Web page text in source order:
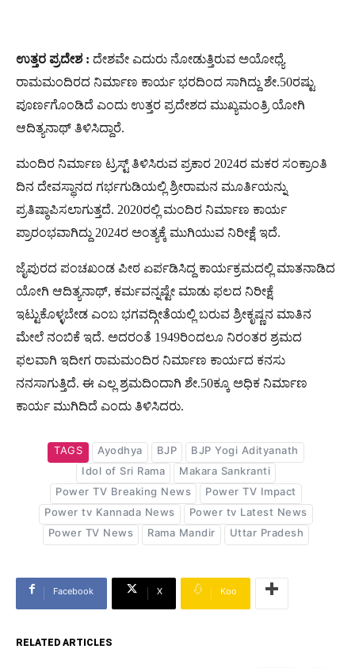
ಉತ್ತರ ಪ್ರದೇಶ : ದೇಶವೇ ಎದುರು ನೋಡುತ್ತಿರುವ ಅಯೋಧ್ಯೆ
ರಾಮಮಂದಿರದ ನಿರ್ಮಾಣ ಕಾರ್ಯ ಭರದಿಂದ ಸಾಗಿದ್ದು ಶೇ.50ರಷ್ಟು
ಪೂರ್ಣಗೊಂಡಿದೆ ಎಂದು ಉತ್ತರ ಪ್ರದೇಶದ ಮುಖ್ಯಮಂತ್ರಿ ಯೋಗಿ
ಆದಿತ್ಯನಾಥ್ ತಿಳಿಸಿದ್ದಾರೆ.
ಮಂದಿರ ನಿರ್ಮಾಣ ಟ್ರಸ್ಟ್ ತಿಳಿಸಿರುವ ಪ್ರಕಾರ 2024ರ ಮಕರ ಸಂಕ್ರಾಂತಿ
ದಿನ ದೇವಸ್ಥಾನದ ಗರ್ಭಗುಡಿಯಲ್ಲಿ ಶ್ರೀರಾಮನ ಮೂರ್ತಿಯನ್ನು
ಪ್ರತಿಷ್ಠಾಪಿಸಲಾಗುತ್ತದೆ. 2020ರಲ್ಲಿ ಮಂದಿರ ನಿರ್ಮಾಣ ಕಾರ್ಯ
ಪ್ರಾರಂಭವಾಗಿದ್ದು 2024ರ ಅಂತ್ಯಕ್ಕೆ ಮುಗಿಯುವ ನಿರೀಕ್ಷೆ ಇದೆ.
ಜೈಪುರದ ಪಂಚಖಂಡ ಪೀಠ ಏರ್ಪಡಿಸಿದ್ದ ಕಾರ್ಯಕ್ರಮದಲ್ಲಿ ಮಾತನಾಡಿದ
ಯೋಗಿ ಆದಿತ್ಯನಾಥ್, ಕರ್ಮವನ್ನಷ್ಟೇ ಮಾಡು ಫಲದ ನಿರೀಕ್ಷೆ
ಇಟ್ಟುಕೊಳ್ಳಬೇಡ ಎಂಬ ಭಗವದ್ಗೀತೆಯಲ್ಲಿ ಬರುವ ಶ್ರೀಕೃಷ್ಣನ ಮಾತಿನ
ಮೇಲೆ ನಂಬಿಕೆ ಇದೆ. ಅದರಂತೆ 1949ರಿಂದಲೂ ನಿರಂತರ ಶ್ರಮದ
ಫಲವಾಗಿ ಇದೀಗ ರಾಮಮಂದಿರ ನಿರ್ಮಾಣ ಕಾರ್ಯದ ಕನಸು
ನನಸಾಗುತ್ತಿದೆ. ಈ ಎಲ್ಲ ಶ್ರಮದಿಂದಾಗಿ ಶೇ.50ಕ್ಕೂ ಅಧಿಕ ನಿರ್ಮಾಣ
ಕಾರ್ಯ ಮುಗಿದಿದೆ ಎಂದು ತಿಳಿಸಿದರು.
TAGS Ayodhya BJP
BJP Yogi Adityanath
Idol of Sri Rama
Makara Sankranti
Power TV Breaking News
Power TV Impact
Power tv Kannada News
Power tv Latest News
Power TV News
Rama Mandir Uttar Pradesh
Facebook X Koo
RELATED ARTICLES